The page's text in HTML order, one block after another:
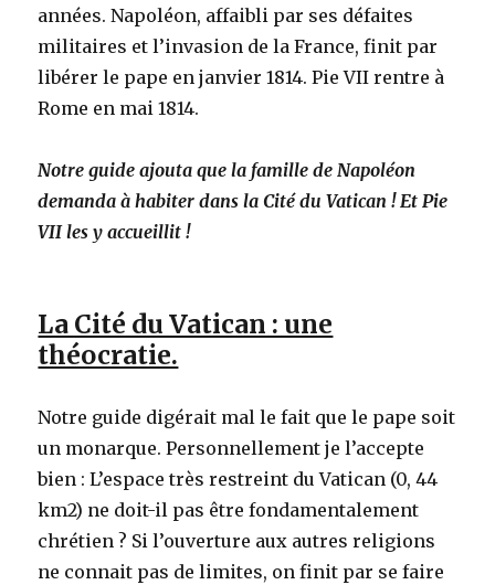
années. Napoléon, affaibli par ses défaites
militaires et l’invasion de la France, finit par
libérer le pape en janvier 1814. Pie VII rentre à
Rome en mai 1814.
Notre guide ajouta que la famille de Napoléon
demanda à habiter dans la Cité du Vatican ! Et Pie
VII les y accueillit !
La Cité du Vatican : une
théocratie.
Notre guide digérait mal le fait que le pape soit
un monarque. Personnellement je l’accepte
bien : L’espace très restreint du Vatican (0, 44
km2) ne doit-il pas être fondamentalement
chrétien ? Si l’ouverture aux autres religions
ne connait pas de limites, on finit par se faire